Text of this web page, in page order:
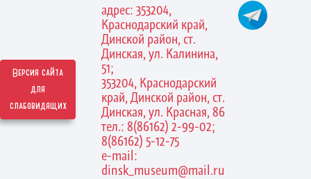
Версия сайта
для
слабовидящих
адрес: 353204,
Краснодарский край,
Динской район, ст.
Динская, ул. Калинина,
51;
353204, Краснодарский
край, Динской район, ст.
Динская, ул. Красная, 86
тел.: 8(86162) 2-99-02;
8(86162) 5-12-75
e-mail:
dinsk_museum@mail.ru